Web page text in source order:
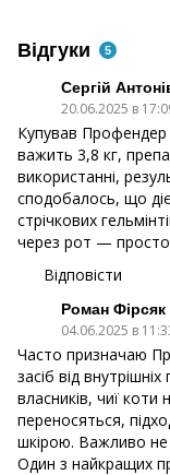
Відгуки 5
Сергій
20.06.2025 в
Купував Профендер
важить 3,8 кг,
використанні,
сподобалось, що
стрічкових
через рот — просто
Відповісти
Роман Фірсяк
04.06.2025 в
Часто призначаю
засіб від
власників, чиї
переносяться,
шкірою. Важливо не
Один з найкращих